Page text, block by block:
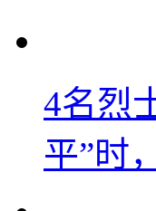
4名烈
平”时